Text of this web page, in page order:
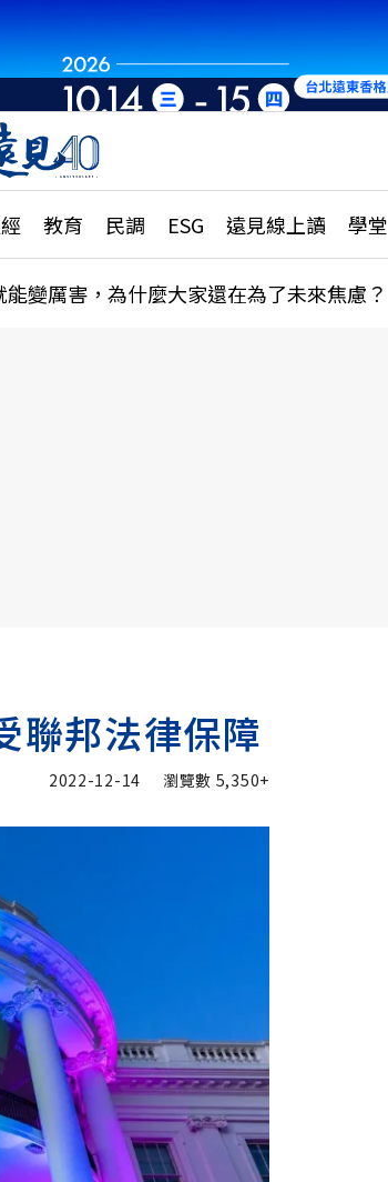
教育 民調 ESG 遠見線上讀 學堂
特輯
大學升學、職涯攻略
縣市施政調查全解析
更多訂閱方案
變厲害，為什麼大家還在為了未來焦慮？
聯邦法律保障
2022-12-14 瀏覽數 5,350+